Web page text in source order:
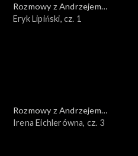
Rozmowy z Andrzejem
Doboszem
Eryk Lipiński, cz. 1
Rozmowy z Andrzejem
Doboszem
Irena Eichlerówna, cz. 3